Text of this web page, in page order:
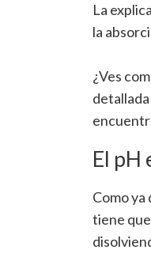
La
la
¿Ves
El pH
Como
tiene